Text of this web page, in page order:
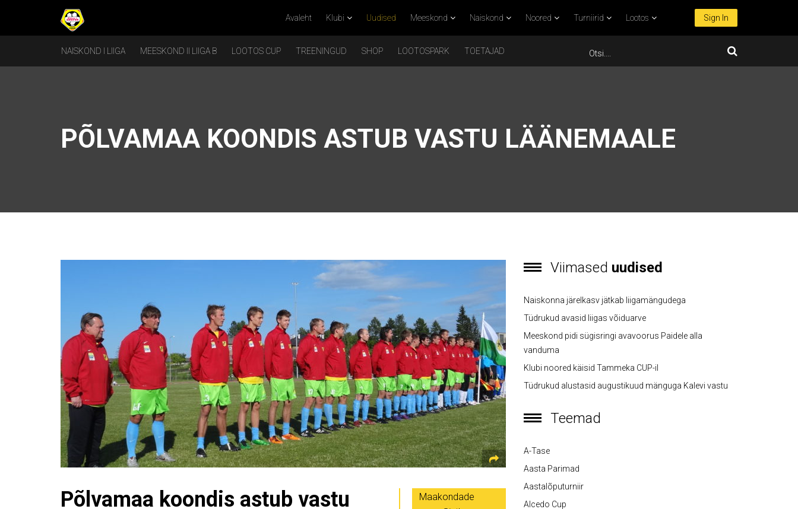
Avaleht Klubi Uudised Meeskond Naiskond Noored Turniirid Lootos Sign In
NAISKOND I LIIGA MEESKOND II LIIGA B LOOTOS CUP TREENINGUD SHOP LOOTOSPARK TOETAJAD
PÕLVAMAA KOONDIS ASTUB VASTU LÄÄNEMAALE
Põlvamaa koondis astub vastu
Maakondade
Viimased uudised
Naiskonna järelkasv jätkab liigamängudega
Tüdrukud avasid liigas võiduarve
Meeskond pidi sügisringi avavoorus Paidele alla
vanduma
Klubi noored käisid Tammeka CUP-il
Tüdrukud alustasid augustikuud mänguga Kalevi vastu
Teemad
A-Tase
Aasta Parimad
Aastalõputurniir
Alcedo Cup